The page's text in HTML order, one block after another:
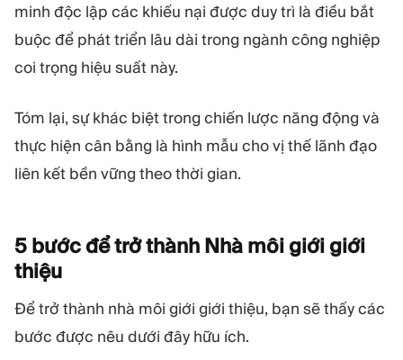
minh độc lập các khiếu nại được duy trì là điều bắt
buộc để phát triển lâu dài trong ngành công nghiệp
coi trọng hiệu suất này.
Tóm lại, sự khác biệt trong chiến lược năng động và
thực hiện cân bằng là hình mẫu cho vị thế lãnh đạo
liên kết bền vững theo thời gian.
5 bước để trở thành Nhà môi giới giới
thiệu
Để trở thành nhà môi giới giới thiệu, bạn sẽ thấy các
bước được nêu dưới đây hữu ích.